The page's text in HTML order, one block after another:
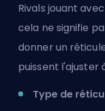
Rivals jouant
cela ne signifie
donner un
puissent l'ajuster
Type de